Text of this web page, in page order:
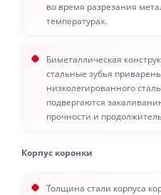
во время разрезания
температурах.
Биметаллическая
стальные зубья
низколегированного
подвергаются
прочности и
Корпус коронки
Толщина стали корпуса